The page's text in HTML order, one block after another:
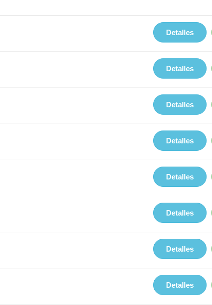
Detalles
Detalles
Detalles
Detalles
Detalles
Detalles
Detalles
Detalles